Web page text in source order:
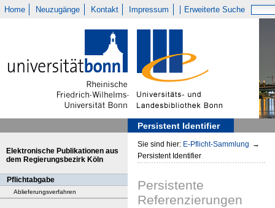
Home Neuzugänge Kontakt Impressum Erweiterte Suche
Persistent Identifier
Elektronische Publikationen aus
dem Regierungsbezirk Köln
Pflichtabgabe
Ablieferungsverfahren
Sie sind hier: E-Pflicht-Sammlung →
Persistent Identifier
Persistente
Referenzierungen